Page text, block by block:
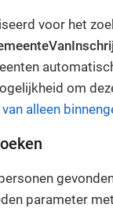
voor het
om
alleen
parameter